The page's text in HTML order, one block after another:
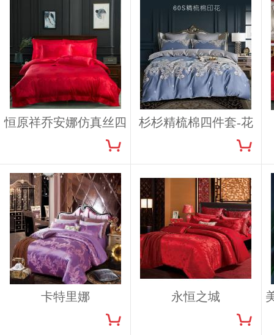
恒原祥乔安娜仿真丝四
杉杉精梳棉四件套-花
卡特里娜 永恒之城